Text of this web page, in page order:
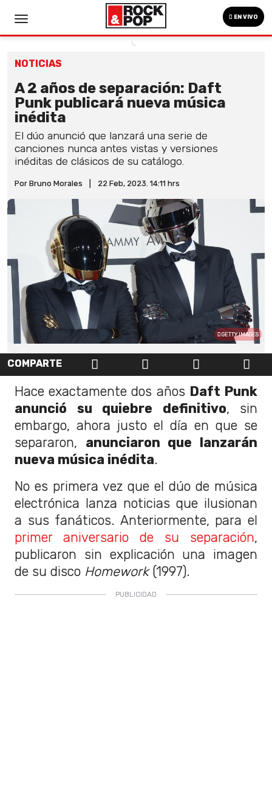
EN VIVO
NOTICIAS
A 2 años de separación: Daft
Punk publicará nueva música
inédita
El dúo anunció que lanzará una serie de
canciones nunca antes vistas y versiones
inéditas de clásicos de su catálogo.
Por Bruno Morales 22 Feb, 2023. 14:11 hrs
GETTY IMAGES
COMPARTE
Hace exactamente dos años Daft Punk
anunció su quiebre definitivo, sin
embargo, ahora justo el día en que se
separaron, anunciaron que lanzarán
nueva música inédita.
No es primera vez que el dúo de música
electrónica lanza noticias que ilusionan
a sus fanáticos. Anteriormente, para el
primer aniversario de su separación,
publicaron sin explicación una imagen
de su disco Homework (1997).